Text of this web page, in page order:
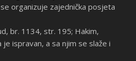
organizuje zajednička posjeta
br. 1134, str. 195; Hakim,
ispravan, a sa njim se slaže i